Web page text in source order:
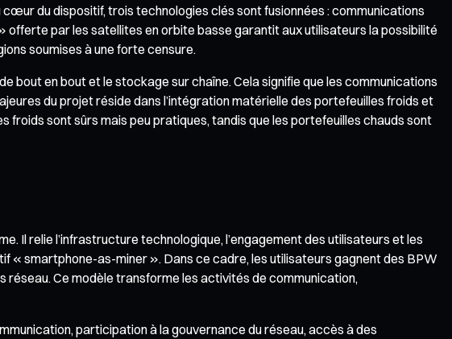
du dispositif, trois technologies clés sont fusionnées : communications
par les satellites en orbite basse garantit aux utilisateurs la possibilité
soumises à une forte censure.
bout en bout et le stockage sur chaîne. Cela signifie que les communications
du projet réside dans l’intégration matérielle des portefeuilles froids et
sont sûrs mais peu pratiques, tandis que les portefeuilles chauds sont
Il relie l’infrastructure technologique, l’engagement des utilisateurs et les
« smartphone-as-miner ». Dans ce cadre, les utilisateurs gagnent des BPW
réseau. Ce modèle transforme les activités de communication,
participation à la gouvernance du réseau, accès à des